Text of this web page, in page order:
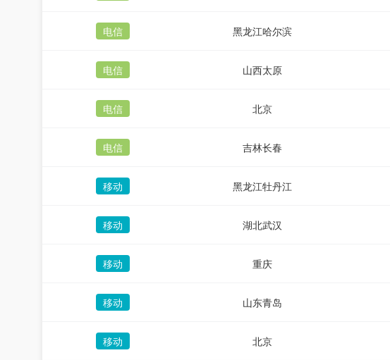
电信 黑龙江哈尔滨
电信 山西太原
电信 北京
电信 吉林长春
移动 黑龙江牡丹江
移动 湖北武汉
移动 重庆
移动 山东青岛
移动 北京